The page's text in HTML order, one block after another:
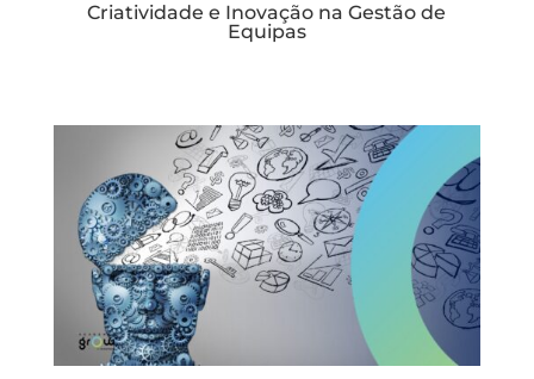
Criatividade e Inovação na Gestão de
Equipas